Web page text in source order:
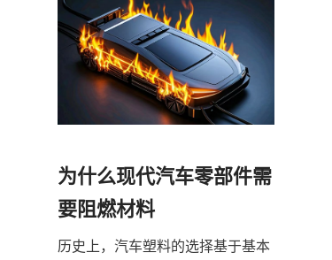
为什么现代汽车零部件需
要阻燃材料
历史上，汽车塑料的选择基于基本